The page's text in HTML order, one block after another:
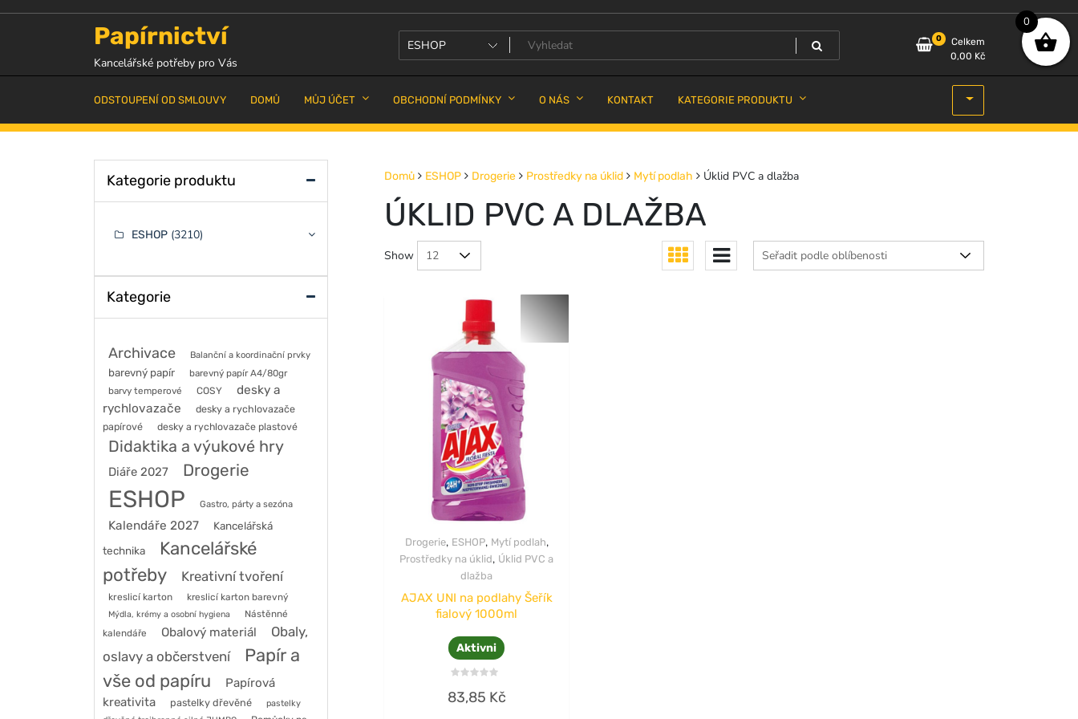
Papírnictví
Kancelářské potřeby pro Vás
0
Celkem
0,00 Kč
ODSTOUPENÍ OD SMLOUVY DOMŮ MŮJ ÚČET OBCHODNÍ PODMÍNKY O NÁS KONTAKT KATEGORIE PRODUKTU
Domů ESHOP Drogerie Prostředky na úklid Mytí podlah Úklid PVC a dlažba
ÚKLID PVC A DLAŽBA
Show
Drogerie, ESHOP, Mytí podlah,
Prostředky na úklid, Úklid PVC a
dlažba
AJAX UNI na podlahy Šeřík
fialový 1000ml
Aktivni
0
z
83,85 Kč
Kategorie produktu
ESHOP (3210)
Kategorie
Archivace Balanční a koordinační prvky
barevný papír
barevný papír A4/80gr
barvy temperové
COSY
desky a
rychlovazače
desky a rychlovazače
papírové
desky a rychlovazače plastové
Didaktika a výukové hry
Diáře 2027 Drogerie
ESHOP Gastro, párty a sezóna
Kalendáře 2027
Kancelářská
technika
Kancelářské
potřeby
Kreativní tvoření
kreslicí karton kreslicí karton barevný
Mýdla, krémy a osobní hygiena
Nástěnné
kalendáře
Obalový materiál
Obaly,
oslavy a občerstvení
Papír a
vše od papíru
Papírová
kreativita
pastelky dřevěné
pastelky
0